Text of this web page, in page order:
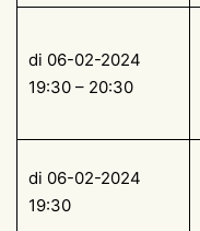
di 06-02-2024
19:30 – 20:30
di 06-02-2024
19:30